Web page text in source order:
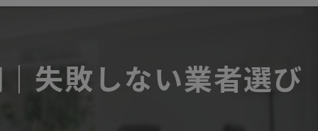
防水工事
失敗しない業者選び